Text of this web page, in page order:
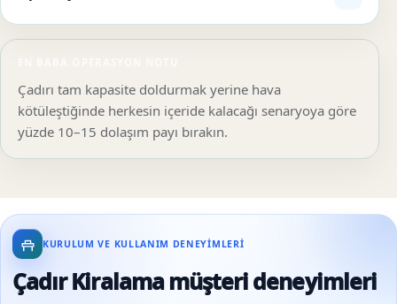
Çadırı tam kapasite doldurmak yerine hava
kötüleştiğinde herkesin içeride kalacağı senaryoya göre
yüzde 10–15 dolaşım payı bırakın.
KURULUM VE KULLANIM DENEYIMLERI
Çadır Kiralama müşteri deneyimleri